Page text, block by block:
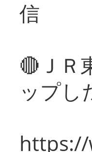
信
🔴ＪＲ
ップし